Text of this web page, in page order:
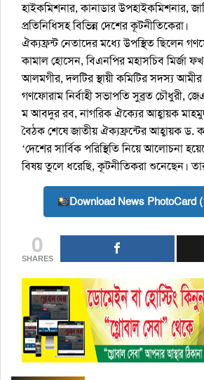
হাইকমিশনার, কানাডার উপহাইকমিশনার,
প্রতিনিধিসহ বিভিন্ন দেশের কূটনীতিকেরা।
ঐক্যফ্রন্ট নেতাদের মধ্যে উপস্থিত ছিলেন
কামাল হোসেন, বিএনপির মহাসচিব মির্জা
আলমগীর, দলটির স্থায়ী কমিটির সদস্য
গণফোরাম নির্বাহী সভাপতি সুব্রত চৌধুরী,
ম আবদুর রব, নাগরিক ঐক্যের আহ্বায়ক
বৈঠক শেষে জাতীয় ঐক্যফ্রন্টের আহ্বায়ক ড.
‘দেশের সার্বিক পরিস্থিতি নিয়ে আলোচনা
বিষয় তুলে ধরেছি, কূটনীতিকরা শুনেছেন।
Download News PhotoCard
0
SHARES